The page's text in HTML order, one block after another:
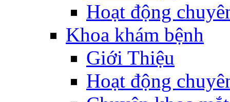
Hoạt động
Khoa khám bệnh
Giới Thiệu
Hoạt động